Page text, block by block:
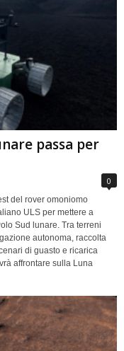
passa per
0
del rover omoniomo
ULS per mettere a
Sud lunare. Tra terreni
autonoma, raccolta
di guasto e ricarica
affrontare sulla Luna